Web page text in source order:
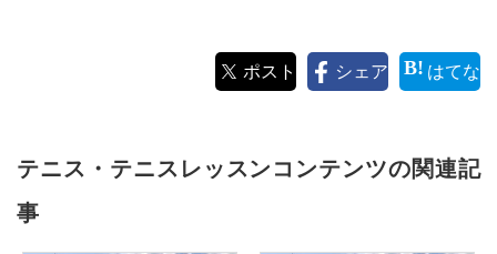
ポスト シェア はてな
テニス・テニスレッスンコンテンツの関連記
事